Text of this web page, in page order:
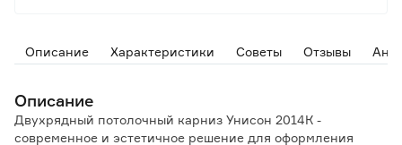
Описание Характеристики Советы Отзывы
Описание
Двухрядный потолочный карниз Унисон 2014К -
современное и эстетичное решение для оформления